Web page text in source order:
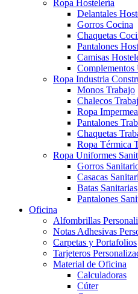
Ropa Hostelería
Delantales
Gorros Cocina
Chaquetas
Pantalones
Camisas
Ropa Industria
Monos Trabajo
Chalecos
Ropa
Pantalones
Chaquetas
Ropa Térmica
Ropa Uniformes
Gorros
Casacas
Batas Sanitarias
Pantalones
Oficina
Alfombrillas
Notas Adhesivas
Carpetas y Portafolios
Tarjeteros
Material de Oficina
Calculadoras
Cúter